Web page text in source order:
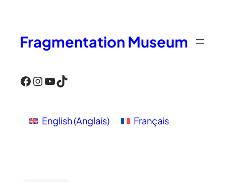
Fragmentation Museum
Facebook InstagramYouTube TikTok
English(Anglais) Français